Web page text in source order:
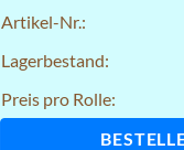
Artikel-Nr.:
Lagerbestand:
Preis pro Rolle: